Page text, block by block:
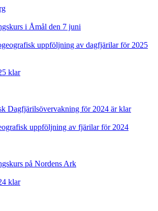
i Åmål den 7 juni
uppföljning av dagfjärilar för 2025
klar
Dagfjärilsövervakning för 2024 är klar
uppföljning av fjärilar för 2024
på Nordens Ark
klar